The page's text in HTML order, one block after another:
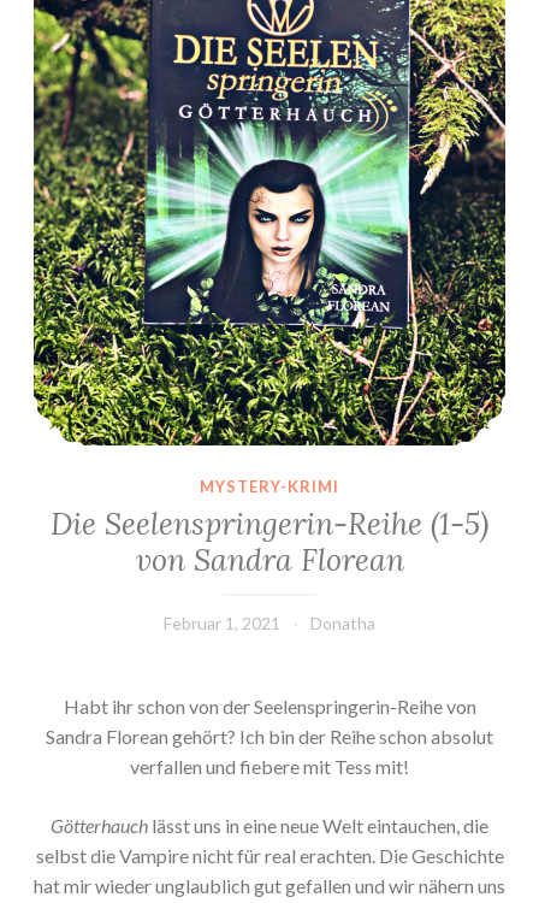
MYSTERY-KRIMI
Die Seelenspringerin-Reihe (1-5)
von Sandra Florean
Februar 1, 2021 Donatha
Habt ihr schon von der Seelenspringerin-Reihe von
Sandra Florean gehört? Ich bin der Reihe schon absolut
verfallen und fiebere mit Tess mit!
Götterhauch lässt uns in eine neue Welt eintauchen, die
selbst die Vampire nicht für real erachten. Die Geschichte
hat mir wieder unglaublich gut gefallen und wir nähern uns